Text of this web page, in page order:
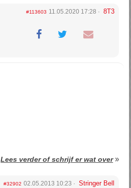
#113603 11.05.2020 17:28 8T3
Lees verder of schrijf er wat over»
#32902 02.05.2013 10:23 Stringer Bell